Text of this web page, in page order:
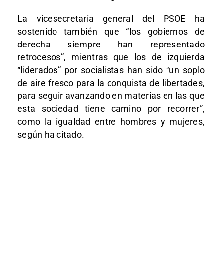
La vicesecretaria general del PSOE ha
sostenido también que “los gobiernos de
derecha siempre han representado
retrocesos”, mientras que los de izquierda
“liderados” por socialistas han sido “un soplo
de aire fresco para la conquista de libertades,
para seguir avanzando en materias en las que
esta sociedad tiene camino por recorrer”,
como la igualdad entre hombres y mujeres,
según ha citado.